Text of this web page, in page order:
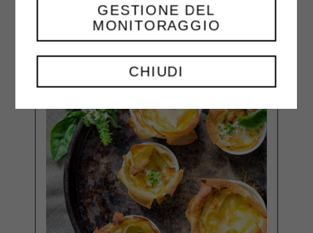
CHIUDI
GESTIONE DEL
MONITORAGGIO